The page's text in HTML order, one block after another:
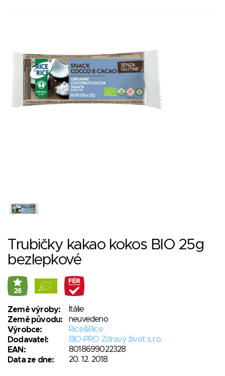
Trubičky kakao kokos BIO 25g
bezlepkové
26
Země výroby:
Itálie
Země původu:
neuvedeno
Výrobce:
Rice&Rice
Dodavatel:
BIO-PRO Zdravý život s.r.o.
EAN:
8018699022328
Data ze dne:
20. 12. 2018